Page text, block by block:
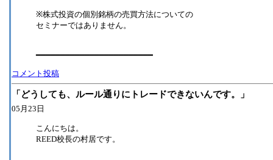
※株式投資の個別銘柄の売買方法についての
セミナーではありません。
━━━━━━━━━━━━━━━━━━━━━━━━
コメント投稿
「どうしても、ルール通りにトレードできないんです。」
05月23日
こんにちは。
REED校長の村居です。